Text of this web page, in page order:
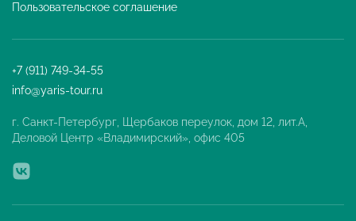
Пользовательское соглашение
+7 (911) 749-34-55
info@yaris-tour.ru
г. Санкт-Петербург, Щербаков переулок, дом 12, лит.А,
Деловой Центр «Владимирский», офис 405